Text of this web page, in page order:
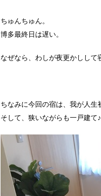
ちゅんちゅん。
博多最終日は遅い。
なぜなら、わしが夜更かしして
ちなみに今回の宿は、我が人生
そして、狭いながらも一戸建て♪